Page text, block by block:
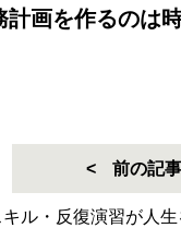
計画を作るのは
前の記事
ル・反復演習が人